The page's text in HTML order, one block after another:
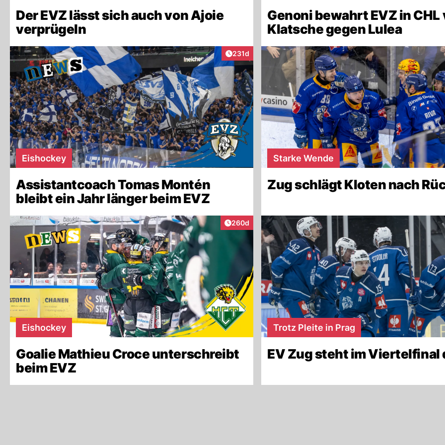
Der EVZ lässt sich auch von Ajoie
verprügeln
Genoni bewahrt EVZ in CHL
Klatsche gegen Lulea
Artikel veröffentlicht:
231d
Eishockey
Assistantcoach Tomas Montén
bleibt ein Jahr länger beim EVZ
Starke Wende
Zug schlägt Kloten nach
Artikel veröffentlicht:
260d
Eishockey
Goalie Mathieu Croce unterschreibt
beim EVZ
Trotz Pleite in Prag
EV Zug steht im Viertelfinal